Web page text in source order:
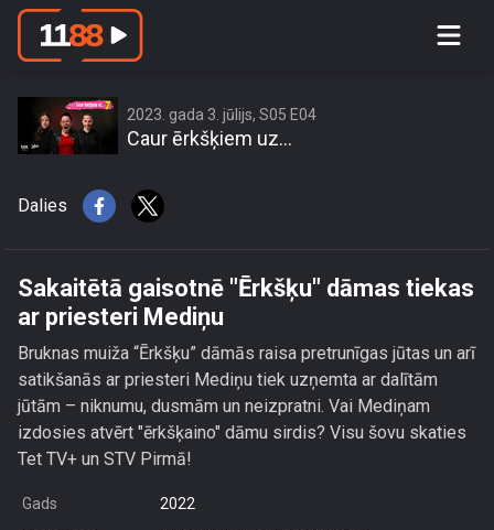
Sakaitētā gaisotnē \"Ērkšķu\" dāmas
2023. gada 3. jūlijs, S05 E04
Caur ērkšķiem uz...
Dalies
Sakaitētā gaisotnē "Ērkšķu" dāmas tiekas
ar priesteri Mediņu
Bruknas muiža “Ērkšķu” dāmās raisa pretrunīgas jūtas un arī
satikšanās ar priesteri Mediņu tiek uzņemta ar dalītām
jūtām – niknumu, dusmām un neizpratni. Vai Mediņam
izdosies atvērt "ērkšķaino" dāmu sirdis? Visu šovu skaties
Tet TV+ un STV Pirmā!
Gads 2022